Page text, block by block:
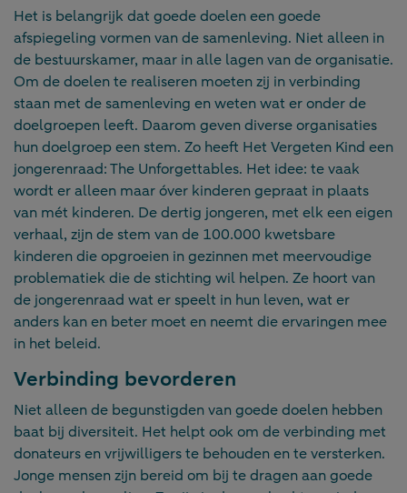
Het is belangrijk dat goede doelen een goede
afspiegeling vormen van de samenleving. Niet alleen in
de bestuurskamer, maar in alle lagen van de organisatie.
Om de doelen te realiseren moeten zij in verbinding
staan met de samenleving en weten wat er onder de
doelgroepen leeft. Daarom geven diverse organisaties
hun doelgroep een stem. Zo heeft Het Vergeten Kind een
jongerenraad: The Unforgettables. Het idee: te vaak
wordt er alleen maar óver kinderen gepraat in plaats
van mét kinderen. De dertig jongeren, met elk een eigen
verhaal, zijn de stem van de 100.000 kwetsbare
kinderen die opgroeien in gezinnen met meervoudige
problematiek die de stichting wil helpen. Ze hoort van
de jongerenraad wat er speelt in hun leven, wat er
anders kan en beter moet en neemt die ervaringen mee
in het beleid.
Verbinding bevorderen
Niet alleen de begunstigden van goede doelen hebben
baat bij diversiteit. Het helpt ook om de verbinding met
donateurs en vrijwilligers te behouden en te versterken.
Jonge mensen zijn bereid om bij te dragen aan goede